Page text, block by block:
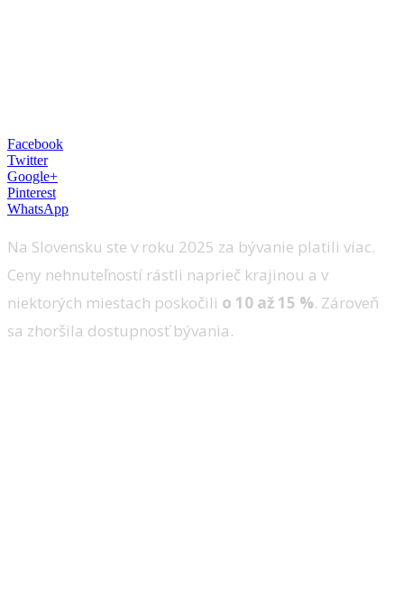
Facebook
Twitter
Google+
Pinterest
WhatsApp
Na Slovensku ste v roku 2025 za bývanie platili viac.
Ceny nehnuteľností rástli naprieč krajinou a v
niektorých miestach poskočili o 10 až 15 %. Zároveň
sa zhoršila dostupnosť bývania.